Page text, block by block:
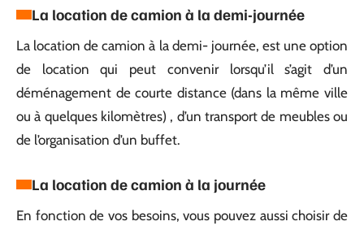
La location de camion à la demi-journée
La location de camion à la demi- journée, est une option
de location qui peut convenir lorsqu’il s’agit d’un
déménagement de courte distance (dans la même ville
ou à quelques kilomètres) , d’un transport de meubles ou
de l’organisation d’un buffet.
La location de camion à la journée
En fonction de vos besoins, vous pouvez aussi choisir de